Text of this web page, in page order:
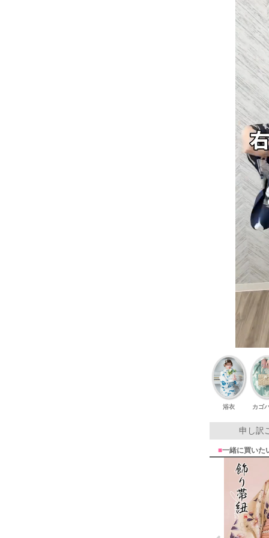
浴衣 カゴ
申し訳
■一緒に買いた